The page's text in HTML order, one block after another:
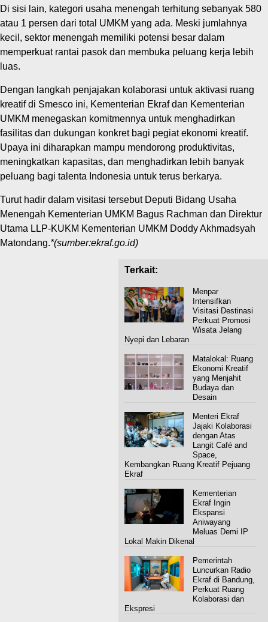
Di sisi lain, kategori usaha menengah terhitung sebanyak 580
atau 1 persen dari total UMKM yang ada. Meski jumlahnya
kecil, sektor menengah memiliki potensi besar dalam
memperkuat rantai pasok dan membuka peluang kerja lebih
luas.
Dengan langkah penjajakan kolaborasi untuk aktivasi ruang
kreatif di Smesco ini, Kementerian Ekraf dan Kementerian
UMKM menegaskan komitmennya untuk menghadirkan
fasilitas dan dukungan konkret bagi pegiat ekonomi kreatif.
Upaya ini diharapkan mampu mendorong produktivitas,
meningkatkan kapasitas, dan menghadirkan lebih banyak
peluang bagi talenta Indonesia untuk terus berkarya.
Turut hadir dalam visitasi tersebut Deputi Bidang Usaha
Menengah Kementerian UMKM Bagus Rachman dan Direktur
Utama LLP-KUKM Kementerian UMKM Doddy Akhmadsyah
Matondang.*(sumber:ekraf.go.id)
Terkait:
Menpar
Intensifkan
Visitasi Destinasi
Perkuat Promosi
Wisata Jelang
Nyepi dan Lebaran
Matalokal: Ruang
Ekonomi Kreatif
yang Menjahit
Budaya dan
Desain
Menteri Ekraf
Jajaki Kolaborasi
dengan Atas
Langit Café and
Space,
Kembangkan Ruang Kreatif Pejuang
Ekraf
Kementerian
Ekraf Ingin
Ekspansi
Aniwayang
Meluas Demi IP
Lokal Makin Dikenal
Pemerintah
Luncurkan Radio
Ekraf di Bandung,
Perkuat Ruang
Kolaborasi dan
Ekspresi